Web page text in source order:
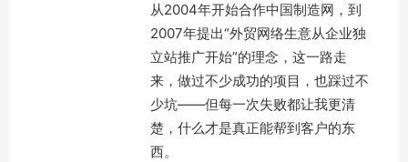
从2004年开始合作中国制造网，到
2007年提出“外贸网络生意从企业独
立站推广开始”的理念，这一路走
来，做过不少成功的项目，也踩过不
少坑——但每一次失败都让我更清
楚，什么才是真正能帮到客户的东
西。